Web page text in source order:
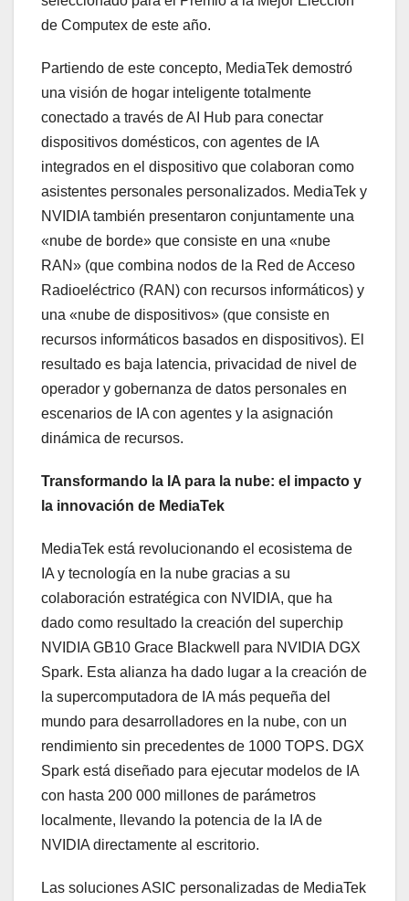
de Computex de este año.
Partiendo de este concepto, MediaTek demostró
una visión de hogar inteligente totalmente
conectado a través de AI Hub para conectar
dispositivos domésticos, con agentes de IA
integrados en el dispositivo que colaboran como
asistentes personales personalizados. MediaTek y
NVIDIA también presentaron conjuntamente una
«nube de borde» que consiste en una «nube
RAN» (que combina nodos de la Red de Acceso
Radioeléctrico (RAN) con recursos informáticos) y
una «nube de dispositivos» (que consiste en
recursos informáticos basados ​​en dispositivos). El
resultado es baja latencia, privacidad de nivel de
operador y gobernanza de datos personales en
escenarios de IA con agentes y la asignación
dinámica de recursos.
Transformando la IA para la nube: el impacto y
la innovación de MediaTek
MediaTek está revolucionando el ecosistema de
IA y tecnología en la nube gracias a su
colaboración estratégica con NVIDIA, que ha
dado como resultado la creación del superchip
NVIDIA GB10 Grace Blackwell para NVIDIA DGX
Spark. Esta alianza ha dado lugar a la creación de
la supercomputadora de IA más pequeña del
mundo para desarrolladores en la nube, con un
rendimiento sin precedentes de 1000 TOPS. DGX
Spark está diseñado para ejecutar modelos de IA
con hasta 200 000 millones de parámetros
localmente, llevando la potencia de la IA de
NVIDIA directamente al escritorio.
Las soluciones ASIC personalizadas de MediaTek